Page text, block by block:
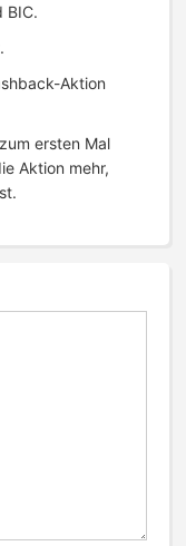
BIC.
Aktion
ersten Mal
Aktion mehr,